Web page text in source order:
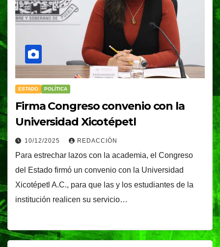
ESTADO POLÍTICA
Firma Congreso convenio con la
Universidad Xicotépetl
10/12/2025 REDACCIÓN
Para estrechar lazos con la academia, el Congreso
del Estado firmó un convenio con la Universidad
Xicotépetl A.C., para que las y los estudiantes de la
institución realicen su servicio…